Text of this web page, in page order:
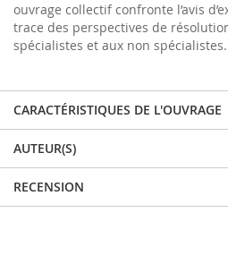
ouvrage collectif confronte l’avis
trace des perspectives de
spécialistes et aux non spécialistes.
CARACTÉRISTIQUES DE L'OUVRAGE
AUTEUR(S)
RECENSION